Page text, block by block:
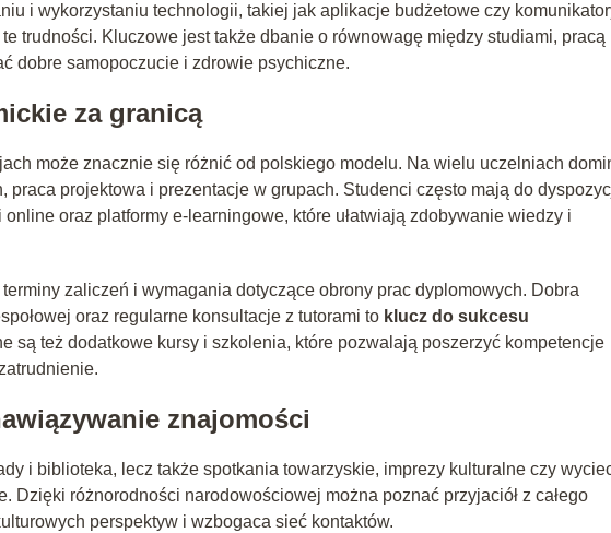
i wykorzystaniu technologii, takiej jak aplikacje budżetowe czy
trudności. Kluczowe jest także dbanie o równowagę między studiami, pracą
dobre samopoczucie i zdrowie psychiczne.
za granicą
może znacznie się różnić od polskiego modelu. Na wielu uczelniach
praca projektowa i prezentacje w grupach. Studenci często mają do
oraz platformy e-learningowe, które ułatwiają zdobywanie wiedzy i
zaliczeń i wymagania dotyczące obrony prac dyplomowych. Dobra
oraz regularne konsultacje z tutorami to klucz do sukcesu
są też dodatkowe kursy i szkolenia, które pozwalają poszerzyć kompetencje
znajomości
i biblioteka, lecz także spotkania towarzyskie, imprezy kulturalne czy
Dzięki różnorodności narodowościowej można poznać przyjaciół z całego
perspektyw i wzbogaca sieć kontaktów.